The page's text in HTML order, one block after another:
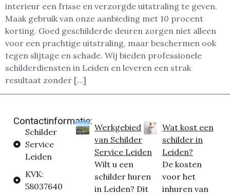
interieur een frisse en verzorgde uitstraling te geven.
Maak gebruik van onze aanbieding met 10 procent
korting. Goed geschilderde deuren zorgen niet alleen
voor een prachtige uitstraling, maar beschermen ook
tegen slijtage en schade. Wij bieden professionele
schilderdiensten in Leiden en leveren een strak
resultaat zonder […]
Contactinformatie:
Schilder
Service
Leiden
KVK:
58037640
Werkgebied
van Schilder
Service Leiden
Wilt u een
schilder huren
in Leiden? Dit
Wat kost een
schilder in
Leiden?
De kosten
voor het
inhuren van